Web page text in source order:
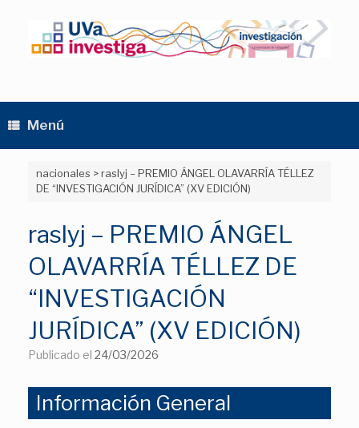
contenido
Menú
nacionales >raslyj – PREMIO ÁNGEL OLAVARRÍA TÉLLEZ
DE “INVESTIGACIÓN JURÍDICA” (XV EDICIÓN)
raslyj – PREMIO ÁNGEL
OLAVARRÍA TÉLLEZ DE
“INVESTIGACIÓN
JURÍDICA” (XV EDICIÓN)
Publicado el 24/03/2026
Información General